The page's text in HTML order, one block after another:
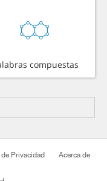
compuestas
Privacidad
Acerca de